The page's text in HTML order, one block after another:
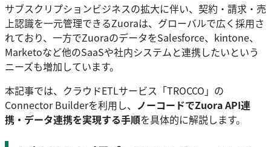
サブスクリプションビジネスの拡大に伴い、契約・請求・売
上認識を一元管理できるZuoraは、グローバルで広く採用さ
れており、一方でZuoraのデータをSalesforce、kintone、
Marketoなど他のSaaSや社内システムと連携したいという
ニーズも増加しています。
本記事では、クラウドETLサービス「TROCCO」の
Connector Builderを利用し、 ノーコードでZuora API連
携・データ連携を実現する手順を具体的に解説します。